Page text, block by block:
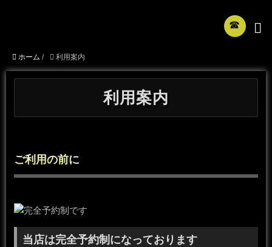
☎︎
ホーム / 利用案内
利用案内
ご利用の前に
当店は完全予約制になっております